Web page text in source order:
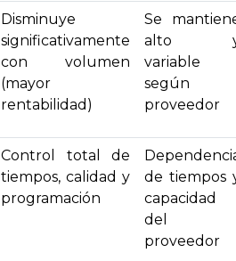
Disminuye
significativamente
con volumen
(mayor
rentabilidad)
Se
alto
variable
según
proveedor
Control total de
tiempos, calidad y
programación
de tiempos
capacidad
del
proveedor